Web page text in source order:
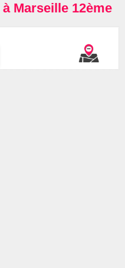
Marseille 12ème